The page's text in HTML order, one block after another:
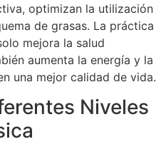
optimizan la utilización
de grasas. La práctica
mejora la salud
aumenta la energía y la
una mejor calidad de vida.
Niveles